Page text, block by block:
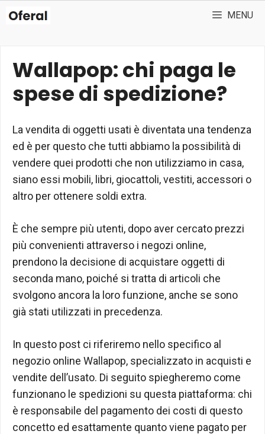
MENU
Wallapop: chi paga le
spese di spedizione?
La vendita di oggetti usati è diventata una tendenza
ed è per questo che tutti abbiamo la possibilità di
vendere quei prodotti che non utilizziamo in casa,
siano essi mobili, libri, giocattoli, vestiti, accessori o
altro per ottenere soldi extra.
È che sempre più utenti, dopo aver cercato prezzi
più convenienti attraverso i negozi online,
prendono la decisione di acquistare oggetti di
seconda mano, poiché si tratta di articoli che
svolgono ancora la loro funzione, anche se sono
già stati utilizzati in precedenza.
In questo post ci riferiremo nello specifico al
negozio online Wallapop, specializzato in acquisti e
vendite dell’usato. Di seguito spiegheremo come
funzionano le spedizioni su questa piattaforma: chi
è responsabile del pagamento dei costi di questo
concetto ed esattamente quanto viene pagato per